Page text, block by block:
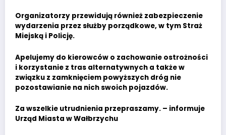
Organizatorzy przewidują również zabezpieczenie
wydarzenia przez służby porządkowe, w tym Straż
Miejską i Policję.
Apelujemy do kierowców o zachowanie ostrożności
i korzystanie z tras alternatywnych a także w
związku z zamknięciem powyższych dróg nie
pozostawianie na nich swoich pojazdów.
Za wszelkie utrudnienia przepraszamy. – informuje
Urząd Miasta w Wałbrzychu